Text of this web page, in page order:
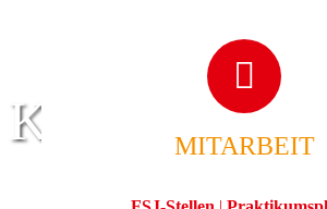
Kinder MITARBEIT